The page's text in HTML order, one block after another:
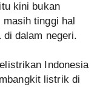
kini bukan
masih tinggi hal
dalam negeri.
Indonesia
listrik di